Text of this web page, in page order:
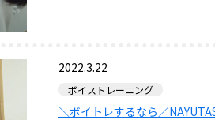
2022.3.22
ボイストレーニング
＼ボイトレするなら／